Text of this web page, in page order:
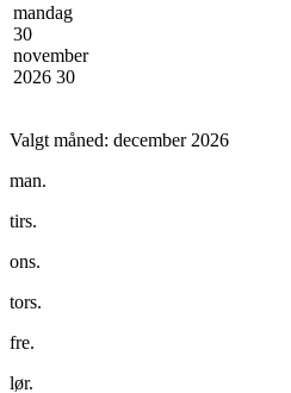
mandag
30
november
2026 30
Valgt måned: december 2026
man.
tirs.
ons.
tors.
fre.
lør.